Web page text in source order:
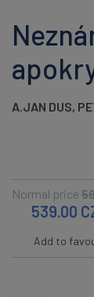
A.JAN DUS,
Normal price
539.00
Add to